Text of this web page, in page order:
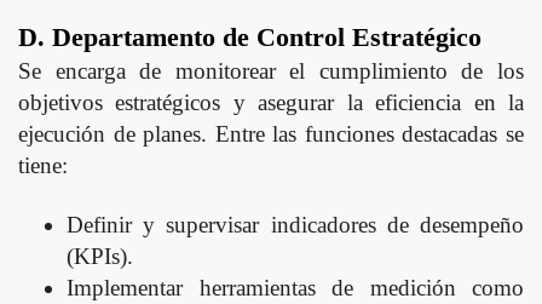
D. Departamento de Control Estratégico
Se encarga de monitorear el cumplimiento de los
objetivos estratégicos y asegurar la eficiencia en la
ejecución de planes. Entre las funciones destacadas se
tiene:
Definir y supervisar indicadores de desempeño
(KPIs).
Implementar herramientas de medición como